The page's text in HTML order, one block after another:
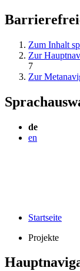
Zum Inhalt
Zur
7
Zur
de
en
Startseite
Projekte